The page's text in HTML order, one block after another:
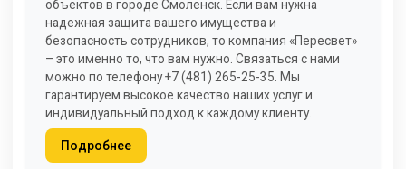
объектов в городе Смоленск. Если вам нужна
надежная защита вашего имущества и
безопасность сотрудников, то компания «Пересвет»
– это именно то, что вам нужно. Связаться с нами
можно по телефону +7 (481) 265-25-35. Мы
гарантируем высокое качество наших услуг и
индивидуальный подход к каждому клиенту.
Подробнее